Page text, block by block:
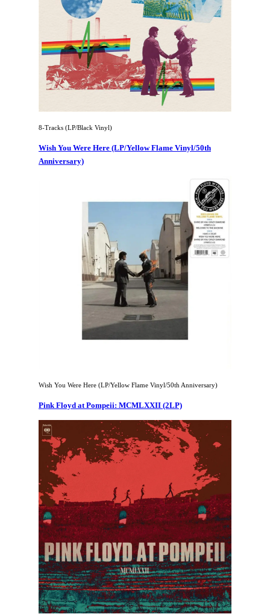
8-Tracks (LP/Black Vinyl)
Wish You Were Here (LP/Yellow Flame Vinyl/50th
Anniversary)
Wish You Were Here (LP/Yellow Flame Vinyl/50th Anniversary)
Pink Floyd at Pompeii: MCMLXXII (2LP)